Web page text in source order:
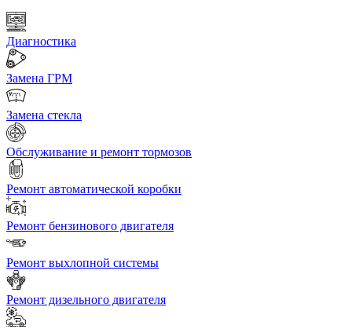
Диагностика
Замена ГРМ
Замена стекла
Обслуживание и ремонт тормозов
Ремонт автоматической коробки
Ремонт бензинового двигателя
Ремонт выхлопной системы
Ремонт дизельного двигателя